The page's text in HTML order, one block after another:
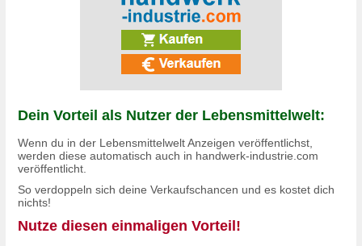
Dein Vorteil als Nutzer der Lebensmittelwelt:
Wenn du in der Lebensmittelwelt Anzeigen veröffentlichst,
werden diese automatisch auch in handwerk-industrie.com
veröffentlicht.
So verdoppeln sich deine Verkaufschancen und es kostet dich
nichts!
Nutze diesen einmaligen Vorteil!